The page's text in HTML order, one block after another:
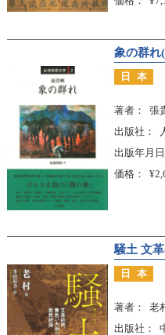
象の群れ
日本
著者
張
出版社
出版年月日
価格
騒土 文
日本
著者
老
出版社